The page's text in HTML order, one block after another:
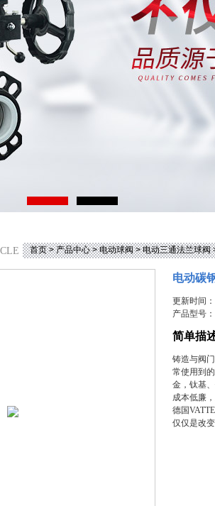
首页>产品中心>电动球阀>电动三通法兰球阀
电动碳
更新时间
产品型号
简单描
铸造与阀
常使用到
金，钛基
成本低廉
德国
仅仅是改变